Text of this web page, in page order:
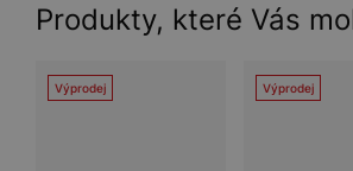
Produkty, které Vás
Výprodej Výprodej